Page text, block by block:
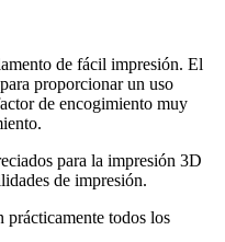
de fácil impresión. El
proporcionar un uso
de encogimiento muy
para la impresión 3D
de impresión.
todos los